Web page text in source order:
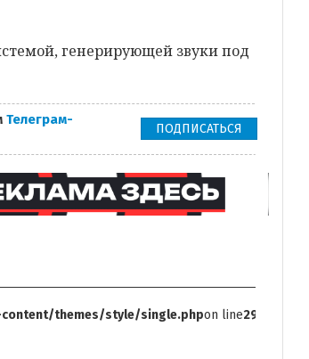
генерирующей звуки под
Телеграм-
ПОДПИСАТЬСЯ
themes/style/single.phpon line299